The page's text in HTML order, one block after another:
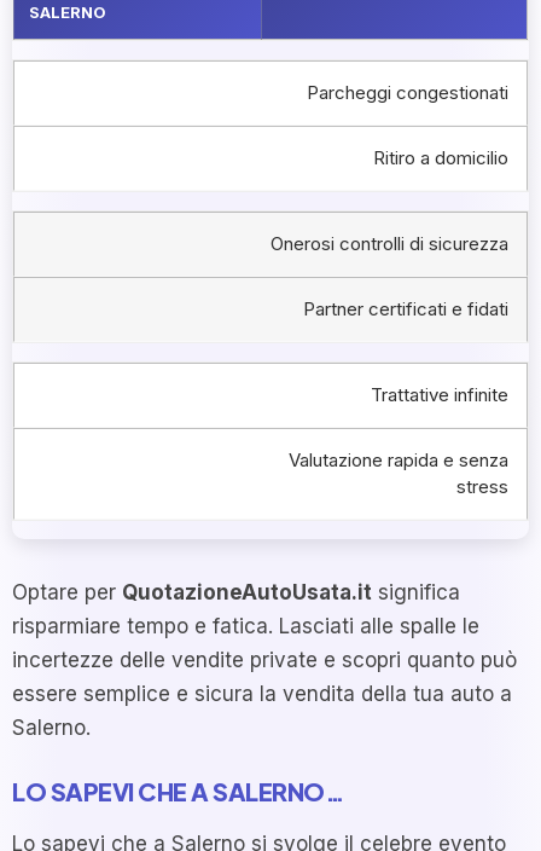
SALERNO
Parcheggi congestionati
Ritiro a domicilio
Onerosi controlli di sicurezza
Partner certificati e fidati
Trattative infinite
Valutazione rapida e senza
stress
Optare per QuotazioneAutoUsata.it significa
risparmiare tempo e fatica. Lasciati alle spalle le
incertezze delle vendite private e scopri quanto può
essere semplice e sicura la vendita della tua auto a
Salerno.
LO SAPEVI CHE A SALERNO…
Lo sapevi che a Salerno si svolge il celebre evento